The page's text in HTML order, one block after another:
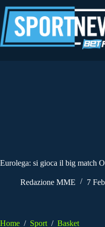
al
contenuto
Eurolega: si gioca il big match
Redazione MME 7
Home / Sport / Basket